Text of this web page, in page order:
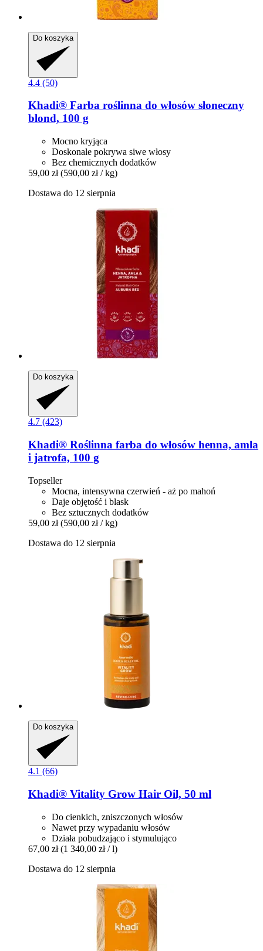
Do koszyka
4.4 (50)
Khadi® Farba roślinna do włosów słoneczny
blond, 100 g
Mocno kryjąca
Doskonale pokrywa siwe włosy
Bez chemicznych dodatków
59,00 zł (590,00 zł / kg)
Dostawa do 12 sierpnia
Do koszyka
4.7 (423)
Khadi® Roślinna farba do włosów henna, amla
i jatrofa, 100 g
Topseller
Mocna, intensywna czerwień - aż po mahoń
Daje objętość i blask
Bez sztucznych dodatków
59,00 zł (590,00 zł / kg)
Dostawa do 12 sierpnia
Do koszyka
4.1 (66)
Khadi® Vitality Grow Hair Oil, 50 ml
Do cienkich, zniszczonych włosów
Nawet przy wypadaniu włosów
Działa pobudzająco i stymulująco
67,00 zł (1 340,00 zł / l)
Dostawa do 12 sierpnia